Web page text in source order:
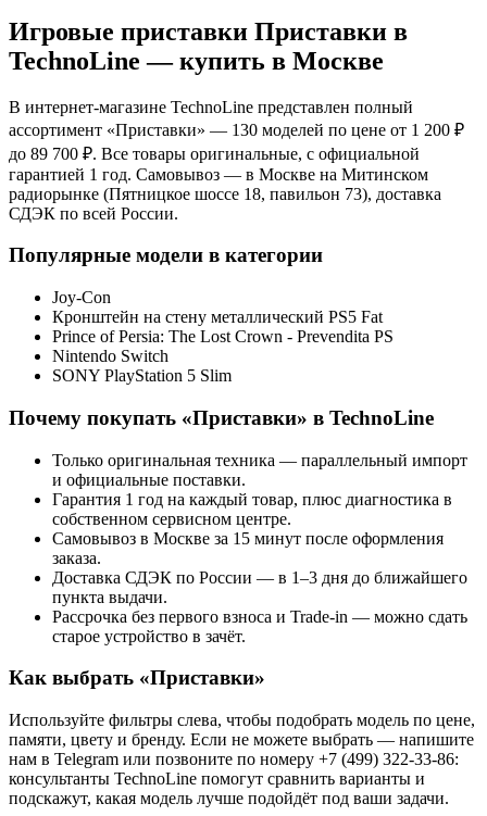
Игровые приставки Приставки в
TechnoLine — купить в Москве
В интернет-магазине TechnoLine представлен полный
ассортимент «Приставки» — 130 моделей по цене от 1 200 ₽
до 89 700 ₽. Все товары оригинальные, с официальной
гарантией 1 год. Самовывоз — в Москве на Митинском
радиорынке (Пятницкое шоссе 18, павильон 73), доставка
СДЭК по всей России.
Популярные модели в категории
Joy-Con
Кронштейн на стену металлический PS5 Fat
Prince of Persia: The Lost Crown - Prevendita PS
Nintendo Switch
SONY PlayStation 5 Slim
Почему покупать «Приставки» в TechnoLine
Только оригинальная техника — параллельный импорт
и официальные поставки.
Гарантия 1 год на каждый товар, плюс диагностика в
собственном сервисном центре.
Самовывоз в Москве за 15 минут после оформления
заказа.
Доставка СДЭК по России — в 1–3 дня до ближайшего
пункта выдачи.
Рассрочка без первого взноса и Trade-in — можно сдать
старое устройство в зачёт.
Как выбрать «Приставки»
Используйте фильтры слева, чтобы подобрать модель по цене,
памяти, цвету и бренду. Если не можете выбрать — напишите
нам в Telegram или позвоните по номеру +7 (499) 322-33-86:
консультанты TechnoLine помогут сравнить варианты и
подскажут, какая модель лучше подойдёт под ваши задачи.